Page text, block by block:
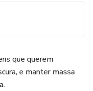
que querem
e manter massa